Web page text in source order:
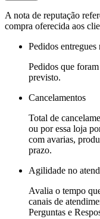
A nota de reputação
compra oferecida aos
Pedidos entregues
Pedidos que
previsto.
Cancelamentos
Total de
ou por essa loja
com avarias,
prazo.
Agilidade no
Avalia o tempo
canais de
Perguntas e